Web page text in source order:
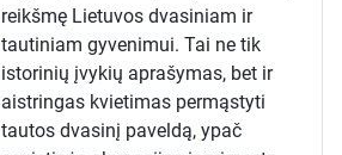
reikšmę Lietuvos dvasiniam ir
tautiniam gyvenimui. Tai ne tik
istorinių įvykių aprašymas, bet ir
aistringas kvietimas permąstyti
tautos dvasinį paveldą, ypač